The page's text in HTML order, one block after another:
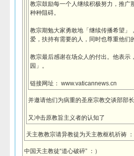
教宗鼓励每一个人继续积极努力，推广
种种阻碍。
教宗期勉大家勇敢地「继续传播希望」
爱，扶持有需要的人，同时也尊重他们
教宗最后感谢在场众人的付出。他表示
园」。
链接网址： www.vaticannews.cn
并邀请他们为病重的圣座宗教交谈部部长
又冲击原教旨主义者的认知了
天主教教宗请异教徒为天主教枢机祈祷 ：
中国天主教徒“道心破碎” ：）